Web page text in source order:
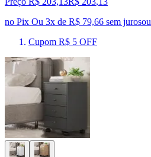
no Pix Ou 3x de R$ 79,66 sem jurosou
Cupom R$ 5 OFF